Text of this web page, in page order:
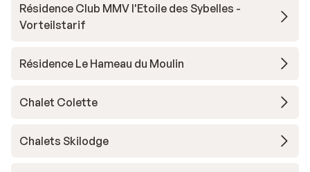
Résidence Club MMV l'Etoile des Sybelles -
Vorteilstarif
Résidence Le Hameau du Moulin
Chalet Colette
Chalets Skilodge